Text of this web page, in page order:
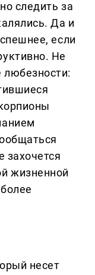
следить за
Да и
если
Не
захочется
жизненной
несет